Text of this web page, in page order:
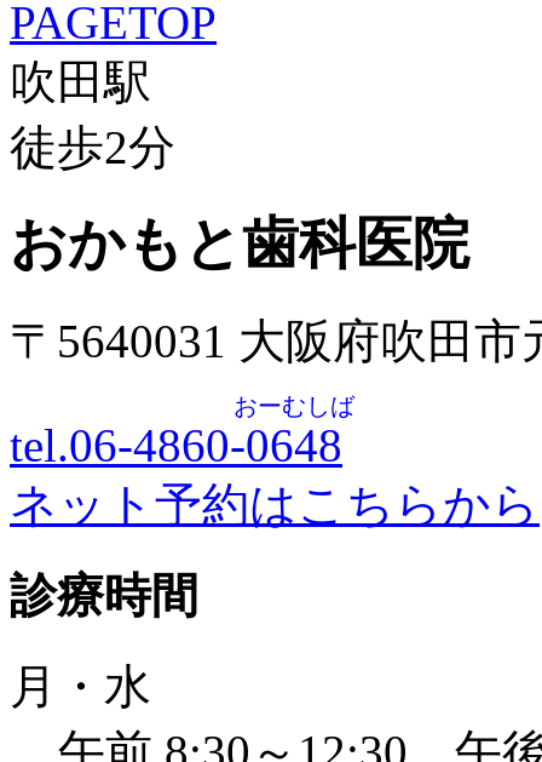
PAGETOP
吹田駅
徒歩2分
おかもと歯科医院
〒5640031 大阪府吹田
tel.06-4860-0648
おーむしば
ネット予約はこちらから
診療時間
月・水